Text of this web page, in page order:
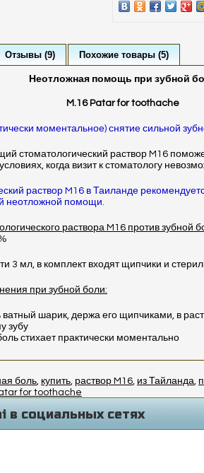
Отзывы (9) Похожие товары (5)
Неотложная помощь при зубной
M.16 Patar for toothache
моментальное) снятие сильной
стоматологический раствор M16
когда визит к стоматологу
раствор M16 в Таиланде
неотложной помощи.
раствора M16 против зубной
3 мл, в комплект входят щипчики и
при зубной боли:
шарик, держа его щипчиками, в
зубу
стихает практически моментально
боль, купить, раствор M16, из Тайланда,
for toothache
в социальных сетях